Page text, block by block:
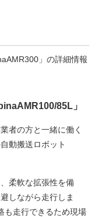
」の詳細情報
85L」
者の方と一緒に働く
動搬送ロボット
柔軟な拡張性を備
しながら走行しま
も走行できるため現場